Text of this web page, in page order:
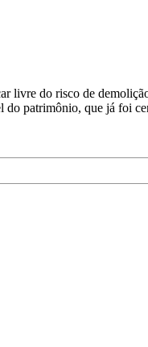
livre do risco de
patrimônio, que já foi